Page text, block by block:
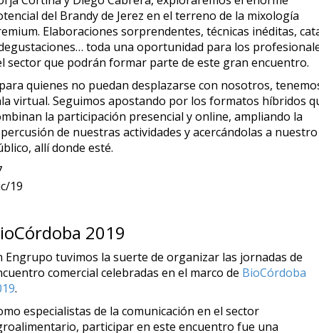
del Brandy de Jerez en el terreno de la mixología
Elaboraciones sorprendentes, técnicas inéditas,
toda una oportunidad para los
sector que podrán formar parte de este gran encuentro.
quienes no puedan desplazarse con nosotros,
virtual. Seguimos apostando por los formatos híbridos
la participación presencial y online, ampliando la
de nuestras actividades y acercándolas a nuestro
allí donde esté.
19
2019
Engrupo tuvimos la suerte de organizar las jornadas de
comercial celebradas en el marco de BioCórdoba
.
especialistas de la comunicación en el sector
participar en este encuentro fue una